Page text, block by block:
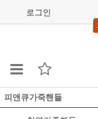
로그인
피앤큐가죽핸들